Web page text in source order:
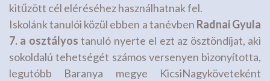
kitűzött cél eléréséhez használhatnak fel.
Iskolánk tanulói közül ebben a tanévben Radnai Gyula
7. a osztályos tanuló nyerte el ezt az ösztöndíjat, aki
sokoldalú tehetségét számos versenyen bizonyította,
legutóbb Baranya megye KicsiNagyköveteként